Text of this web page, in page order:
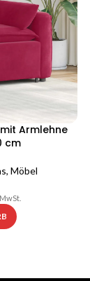
Armlehne
cm
,Möbel